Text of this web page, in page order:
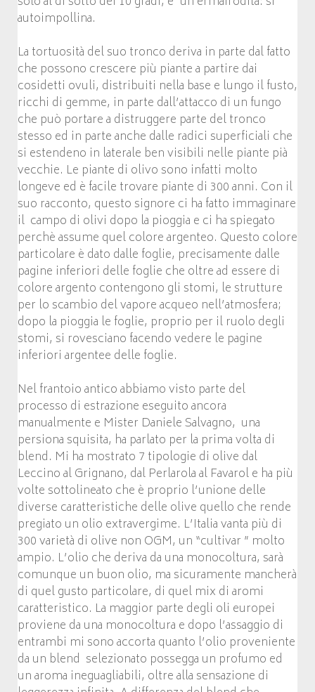
autoimpollina.
La tortuosità del suo tronco deriva in parte dal fatto
che possono crescere più piante a partire dai
cosidetti ovuli, distribuiti nella base e lungo il fusto,
ricchi di gemme, in parte dall’attacco di un fungo
che può portare a distruggere parte del tronco
stesso ed in parte anche dalle radici superficiali che
si estendeno in laterale ben visibili nelle piante pià
vecchie. Le piante di olivo sono infatti molto
longeve ed è facile trovare piante di 300 anni. Con il
suo racconto, questo signore ci ha fatto immaginare
il campo di olivi dopo la pioggia e ci ha spiegato
perchè assume quel colore argenteo. Questo colore
particolare è dato dalle foglie, precisamente dalle
pagine inferiori delle foglie che oltre ad essere di
colore argento contengono gli stomi, le strutture
per lo scambio del vapore acqueo nell’atmosfera;
dopo la pioggia le foglie, proprio per il ruolo degli
stomi, si rovesciano facendo vedere le pagine
inferiori argentee delle foglie.
Nel frantoio antico abbiamo visto parte del
processo di estrazione eseguito ancora
manualmente e Mister Daniele Salvagno, una
persiona squisita, ha parlato per la prima volta di
blend. Mi ha mostrato 7 tipologie di olive dal
Leccino al Grignano, dal Perlarola al Favarol e ha più
volte sottolineato che è proprio l’unione delle
diverse caratteristiche delle olive quello che rende
pregiato un olio extravergime. L’Italia vanta più di
300 varietà di olive non OGM, un “cultivar ” molto
ampio. L’olio che deriva da una monocoltura, sarà
comunque un buon olio, ma sicuramente mancherà
di quel gusto particolare, di quel mix di aromi
caratteristico. La maggior parte degli oli europei
proviene da una monocoltura e dopo l’assaggio di
entrambi mi sono accorta quanto l’olio proveniente
da un blend selezionato possegga un profumo ed
un aroma ineguagliabili, oltre alla sensazione di